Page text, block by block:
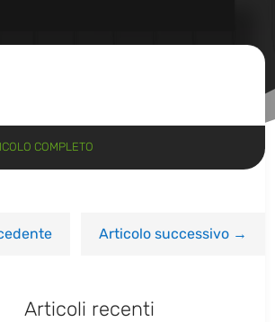
COMPLETO
Articolo successivo→
Articoli recenti